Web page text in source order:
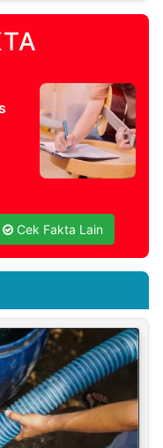
Cek Fakta Lain